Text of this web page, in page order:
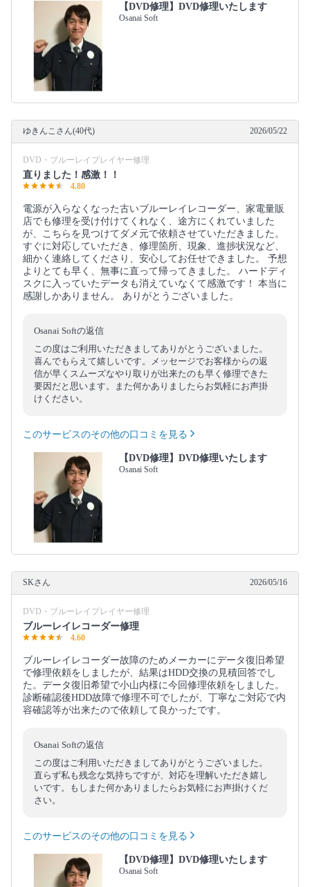
【DVD修理】DVD修理いたします
Osanai Soft
ゆきんこさん(40代) 2026/05/22
DVD・ブルーレイプレイヤー修理
直りました！感激！！
4.80
電源が入らなくなった古いブルーレイレコーダー、家電量販
店でも修理を受け付けてくれなく、途方にくれていました
が、こちらを見つけてダメ元で依頼させていただきました。
すぐに対応していただき、修理箇所、現象、進捗状況など、
細かく連絡してくださり、安心してお任せできました。 予想
よりとても早く、無事に直って帰ってきました。 ハードディ
スクに入っていたデータも消えていなくて感激です！ 本当に
感謝しかありません。 ありがとうございました。
Osanai Softの返信
この度はご利用いただきましてありがとうございました。
喜んでもらえて嬉しいです。メッセージでお客様からの返
信が早くスムーズなやり取りが出来たのも早く修理できた
要因だと思います。また何かありましたらお気軽にお声掛
けください。
このサービスのその他の口コミを見る
【DVD修理】DVD修理いたします
Osanai Soft
SKさん 2026/05/16
DVD・ブルーレイプレイヤー修理
ブルーレイレコーダー修理
4.60
ブルーレイレコーダー故障のためメーカーにデータ復旧希望
で修理依頼をしましたが、結果はHDD交換の見積回答でし
た。データ復旧希望で小山内様に今回修理依頼をしました。
診断確認後HDD故障で修理不可でしたが、丁寧なご対応で内
容確認等が出来たので依頼して良かったです。
Osanai Softの返信
この度はご利用いただきましてありがとうございました。
直らず私も残念な気持ちですが、対応を理解いただき嬉し
いです。もしまた何かありましたらお気軽にお声掛けくだ
さい。
このサービスのその他の口コミを見る
【DVD修理】DVD修理いたします
Osanai Soft